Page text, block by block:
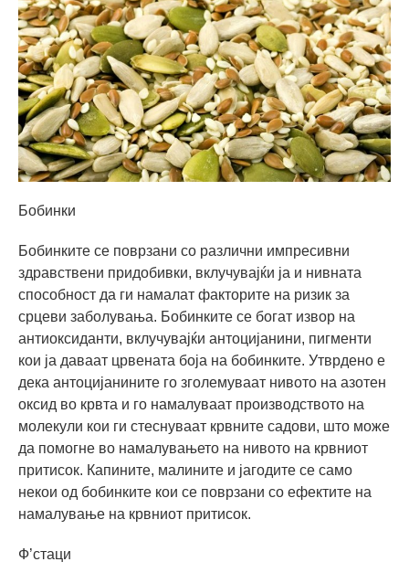
Бобинки
Бобинките се поврзани со различни импресивни
здравствени придобивки, вклучувајќи ја и нивната
способност да ги намалат факторите на ризик за
срцеви заболувања. Бобинките се богат извор на
антиоксиданти, вклучувајќи антоцијанини, пигменти
кои ја даваат црвената боја на бобинките. Утврдено е
дека антоцијанините го зголемуваат нивото на азотен
оксид во крвта и го намалуваат производството на
молекули кои ги стеснуваат крвните садови, што може
да помогне во намалувањето на нивото на крвниот
притисок. Капините, малините и јагодите се само
некои од бобинките кои се поврзани со ефектите на
намалување на крвниот притисок.
Ф’стаци